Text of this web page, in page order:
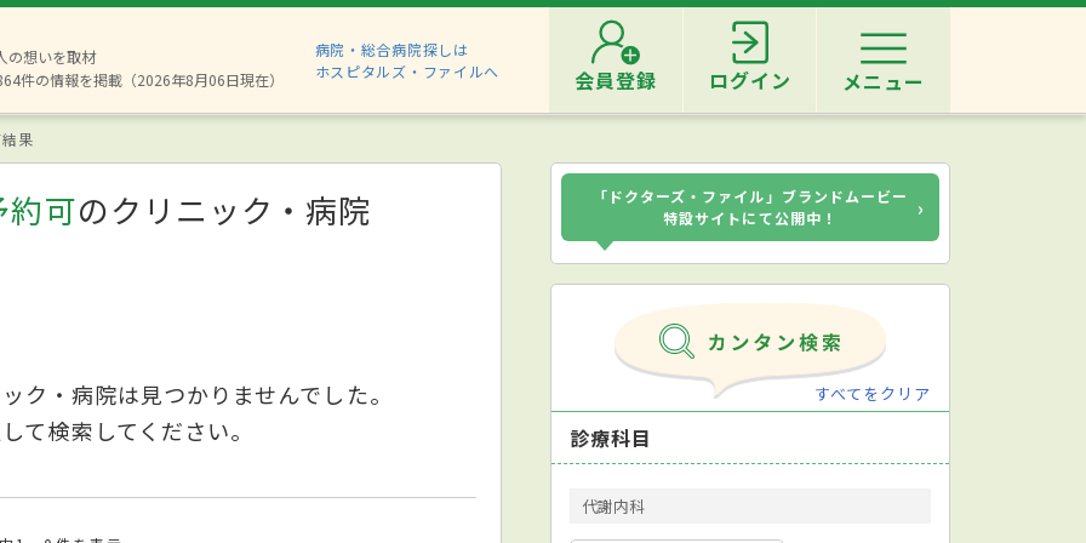
の想いを取材
件の情報を掲載（2026年8月06日現在）
病院・総合病院探しは
ホスピタルズ・ファイルへ
会員登録 ログイン メニュー
果
約可のクリニック・病院
ク・病院は見つかりませんでした。
て検索してください。
「ドクターズ・ファイル」ブランドムービー
特設サイトにて公開中！
›
すべてをクリア
診療科目
代謝内科